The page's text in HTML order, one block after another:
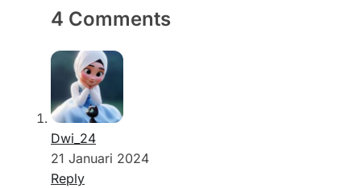
4 Comments
Dwi_24
21 Januari 2024
Reply